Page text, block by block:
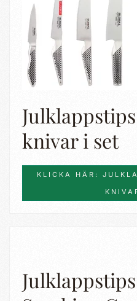
knivar i set
KLICKA HÄR: